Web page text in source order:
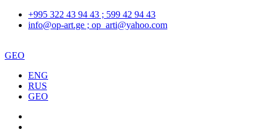
+995 322 43 94 43 ; 599 42 94 43
info@op-art.ge ; op_arti@yahoo.com
GEO
ENG
RUS
GEO